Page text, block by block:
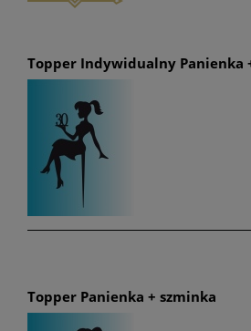
Topper Indywidualny Panienka
Topper Panienka + szminka